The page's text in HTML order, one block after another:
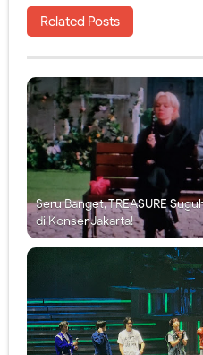
Related Posts
Seru Banget, TREASURE
di Konser Jakarta!